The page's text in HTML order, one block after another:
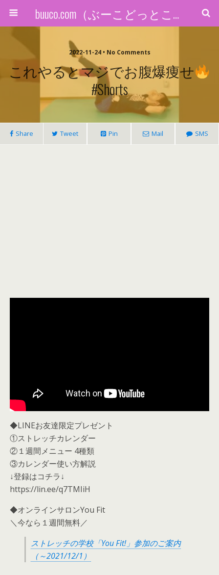
buuco.com（ぶーこどっとこむ）
2022-11-24 • No Comments
これやるとマジでお腹爆痩せ
#shorts
Share Tweet Pin Mail SMS
◆LINEお友達限定プレゼント
①ストレッチカレンダー
②１週間メニュー 4種類
③カレンダー使い方解説
↓登録はコチラ↓
https://lin.ee/q7TMIiH
◆オンラインサロンYou Fit
＼今なら１週間無料／
ストレッチの学校「You Fit!」参加のご案内
（～2021/12/1）